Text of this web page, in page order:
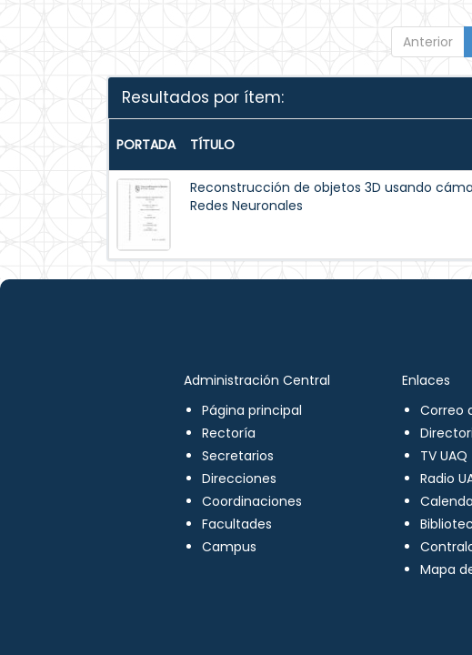
Anterior
Resultados por ítem:
PORTADA TÍTULO
Reconstrucción de objetos 3D usando
Redes Neuronales
Administración Central
Página principal
Rectoría
Secretarios
Direcciones
Coordinaciones
Facultades
Campus
Enlaces
Correo
TV UAQ
Radio
Mapa